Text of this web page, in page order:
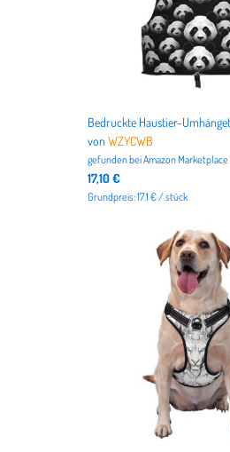
vonWZYCWB
gefunden beiAmazon Marketplace
17,10 €
Grundpreis: 17.1 € / stück